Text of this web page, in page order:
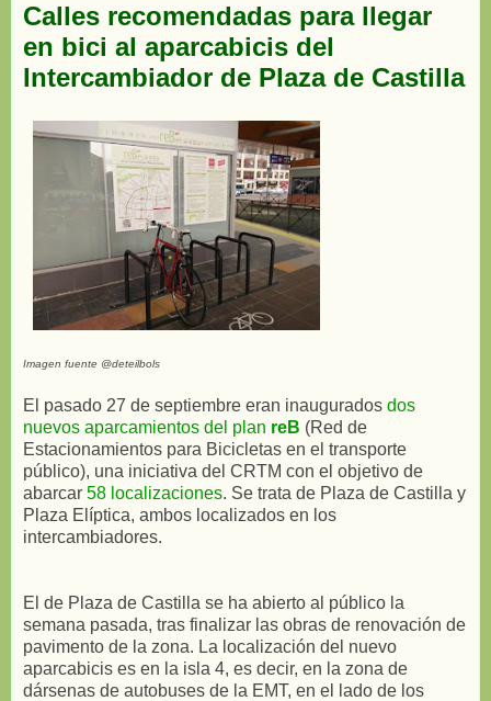
Calles recomendadas para llegar
en bici al aparcabicis del
Intercambiador de Plaza de Castilla
Imagen fuente @deteilbols
El pasado 27 de septiembre eran inaugurados dos
nuevos aparcamientos del plan reB (Red de
Estacionamientos para Bicicletas en el transporte
público), una iniciativa del CRTM con el objetivo de
abarcar 58 localizaciones. Se trata de Plaza de Castilla y
Plaza Elíptica, ambos localizados en los
intercambiadores.
El de Plaza de Castilla se ha abierto al público la
semana pasada, tras finalizar las obras de renovación de
pavimento de la zona. La localización del nuevo
aparcabicis es en la isla 4, es decir, en la zona de
dársenas de autobuses de la EMT, en el lado de los